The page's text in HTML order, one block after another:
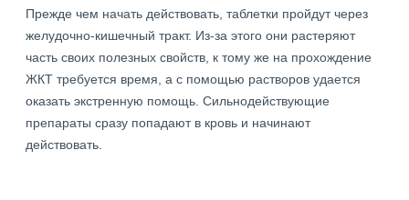
Прежде чем начать действовать, таблетки пройдут через
желудочно-кишечный тракт. Из-за этого они растеряют
часть своих полезных свойств, к тому же на прохождение
ЖКТ требуется время, а с помощью растворов удается
оказать экстренную помощь. Сильнодействующие
препараты сразу попадают в кровь и начинают
действовать.